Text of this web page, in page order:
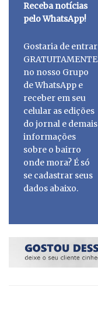
Receba notícias
pelo WhatsApp!
Gostaria de entrar
GRATUITAMENTE
no nosso Grupo
de WhatsApp e
receber em seu
celular as edições
do jornal e demais
informações
sobre o bairro
onde mora? É só
se cadastrar seus
dados abaixo.